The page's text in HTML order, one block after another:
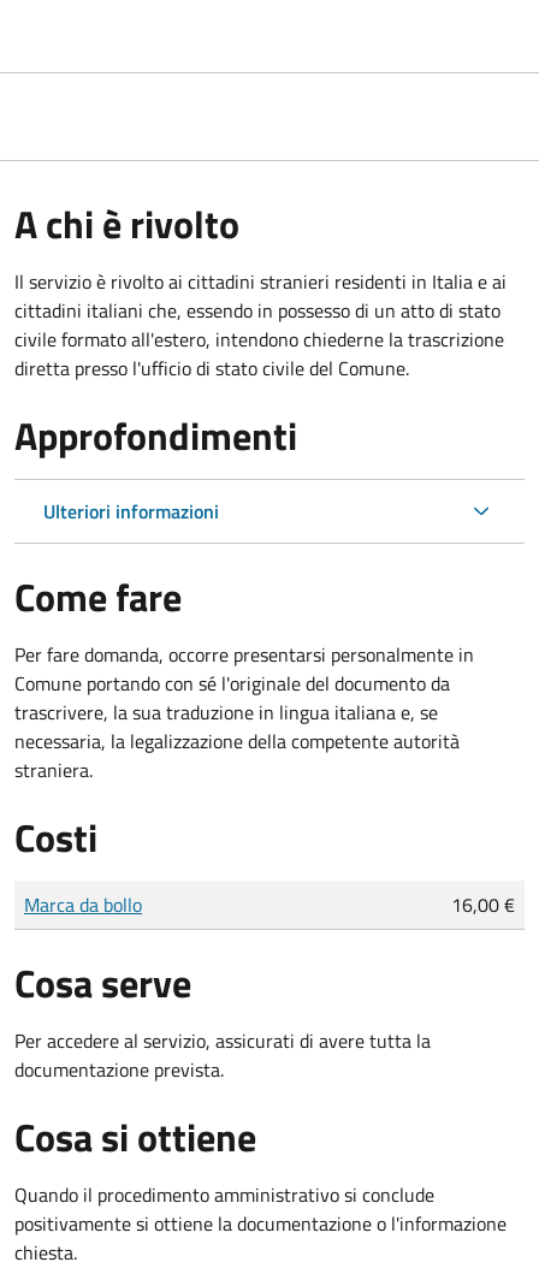
A chi è rivolto
Il servizio è rivolto ai cittadini stranieri residenti in Italia e ai
cittadini italiani che, essendo in possesso di un atto di stato
civile formato all'estero, intendono chiederne la trascrizione
diretta presso l'ufficio di stato civile del Comune.
Approfondimenti
Ulteriori informazioni
Come fare
Per fare domanda, occorre presentarsi personalmente in
Comune portando con sé l'originale del documento da
trascrivere, la sua traduzione in lingua italiana e, se
necessaria, la legalizzazione della competente autorità
straniera.
Costi
Tipo di pagamento
Importo
Marca da bollo 16,00 €
Cosa serve
Per accedere al servizio, assicurati di avere tutta la
documentazione prevista.
Cosa si ottiene
Quando il procedimento amministrativo si conclude
positivamente si ottiene la documentazione o l'informazione
chiesta.